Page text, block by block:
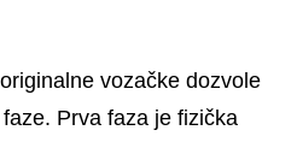
vozačke dozvole
Prva faza je fizička